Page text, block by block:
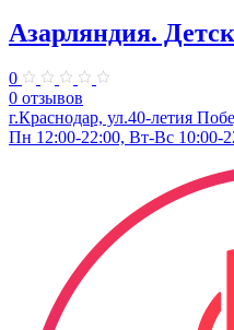
Азарляндия.
0
0 отзывов
г.Краснодар, ул.40-летия
Пн 12:00-22:00, Вт-Вс 10:00-